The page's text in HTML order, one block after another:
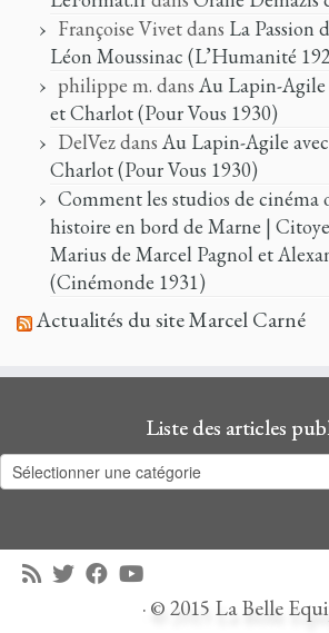
Françoise Vivetdans La Passion
Léon Moussinac (L’Humanité
philippe m. dans Au Lapin-Agile
et Charlot (Pour Vous 1930)
DelVezdans Au Lapin-Agile
Charlot (Pour Vous 1930)
Comment les studios de cinéma
histoire en bord de Marne |
Marius de Marcel Pagnol et
(Cinémonde 1931)
Actualités du site Marcel Carné
Liste des articles
Liste
des
·© 2015 La Belle